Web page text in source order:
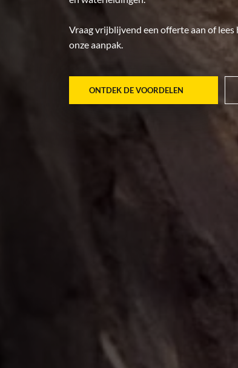
Vraag vrijblijvend een offerte aan of
onze aanpak.
ONTDEK DE VOORDELEN